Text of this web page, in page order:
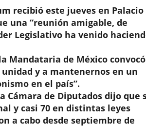
recibió este jueves en Palacio
una “reunión amigable, de
Legislativo ha venido
Mandataria de México
y a mantenernos en un
en el país”.
Cámara de Diputados dijo que
y casi 70 en distintas leyes
a cabo desde septiembre de